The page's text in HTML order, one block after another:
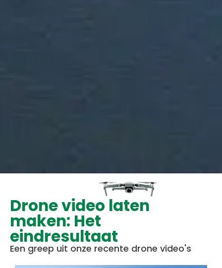
Drone video laten
maken: Het
eindresultaat​
Een greep uit onze recente drone video's